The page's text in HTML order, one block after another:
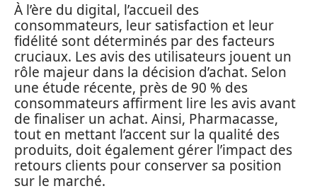
À l’ère du digital, l’accueil des
consommateurs, leur satisfaction et leur
fidélité sont déterminés par des facteurs
cruciaux. Les avis des utilisateurs jouent un
rôle majeur dans la décision d’achat. Selon
une étude récente, près de 90 % des
consommateurs affirment lire les avis avant
de finaliser un achat. Ainsi, Pharmacasse,
tout en mettant l’accent sur la qualité des
produits, doit également gérer l’impact des
retours clients pour conserver sa position
sur le marché.